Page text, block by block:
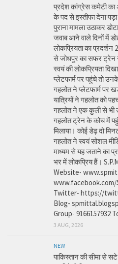
प्रदेश कांग्रेस कमेटी का
के पद से इस्तीफा देना
पुराना मामला उठाकर
जवाब आने वाले दिनों में
लोकप्रियता का
से जोधपुर का सफर ट्रेन
स्वयं की लोकप्रियता
प्लेटफार्म पर पहुंचे तो
गहलोत ने प्लेटफार्म पर
यात्रियों ने गहलोत को
गहलोत ने एक कुली से भी
गहलोत ट्रेन के कोच में
मिलाया। कोई डेढ़ दो
गहलोत ने स्वयं सोशल
माध्यम से यह जताने का
भर में लोकप्रिय हैं।
Website-
Twitter- https://
Blog-
Group- 9166157932
3 AUG, 2026
NEW
पाकिस्तान की सीमा से